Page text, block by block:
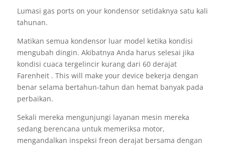
Lumasi gas ports on your kondensor setidaknya satu kali
tahunan.
Matikan semua kondensor luar model ketika kondisi
mengubah dingin. Akibatnya Anda harus selesai jika
kondisi cuaca tergelincir kurang dari 60 derajat
Farenheit . This will make your device bekerja dengan
benar selama bertahun-tahun dan hemat banyak pada
perbaikan.
Sekali mereka mengunjungi layanan mesin mereka
sedang berencana untuk memeriksa motor,
mengandalkan inspeksi freon derajat bersama dengan